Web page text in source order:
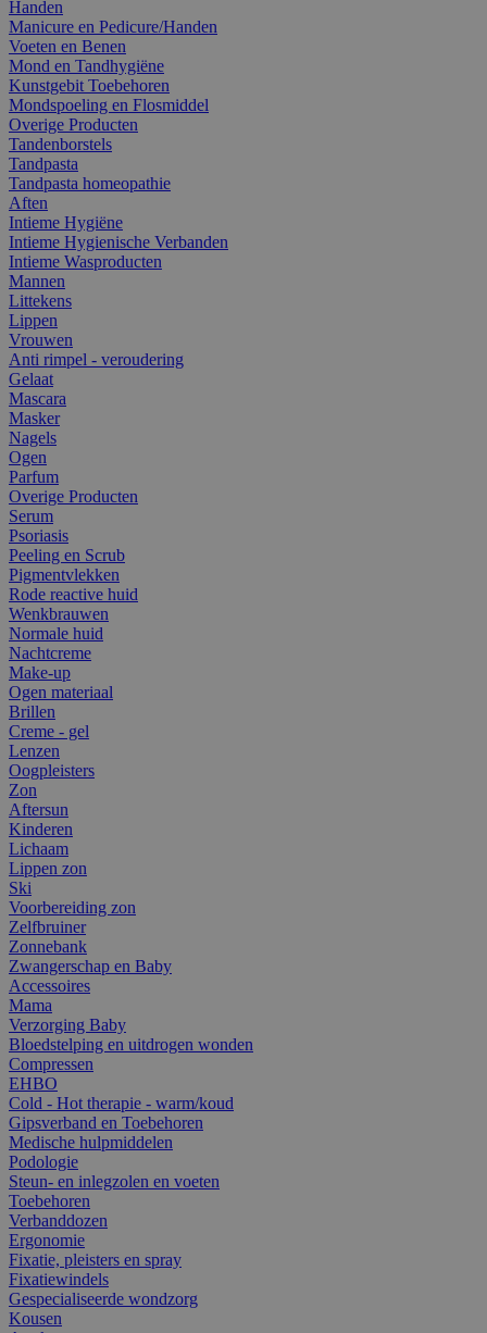
Handen
Manicure en Pedicure/Handen
Voeten en Benen
Mond en Tandhygiëne
Kunstgebit Toebehoren
Mondspoeling en Flosmiddel
Overige Producten
Tandenborstels
Tandpasta
Tandpasta homeopathie
Aften
Intieme Hygiëne
Intieme Hygienische Verbanden
Intieme Wasproducten
Mannen
Littekens
Lippen
Vrouwen
Anti rimpel - veroudering
Gelaat
Mascara
Masker
Nagels
Ogen
Parfum
Overige Producten
Serum
Psoriasis
Peeling en Scrub
Pigmentvlekken
Rode reactive huid
Wenkbrauwen
Normale huid
Nachtcreme
Make-up
Ogen materiaal
Brillen
Creme - gel
Lenzen
Oogpleisters
Zon
Aftersun
Kinderen
Lichaam
Lippen zon
Ski
Voorbereiding zon
Zelfbruiner
Zonnebank
Zwangerschap en Baby
Accessoires
Mama
Verzorging Baby
Bloedstelping en uitdrogen wonden
Compressen
EHBO
Cold - Hot therapie - warm/koud
Gipsverband en Toebehoren
Medische hulpmiddelen
Podologie
Steun- en inlegzolen en voeten
Toebehoren
Verbanddozen
Ergonomie
Fixatie, pleisters en spray
Fixatiewindels
Gespecialiseerde wondzorg
Kousen